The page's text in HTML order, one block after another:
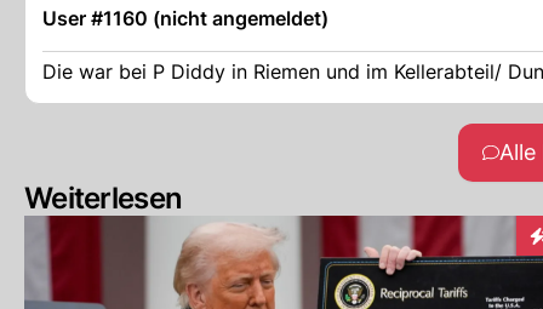
User #1160 (nicht angemeldet)
Die war bei P Diddy in Riemen und im Kellerabteil/
Weiterlesen